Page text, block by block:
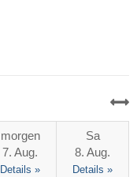
morgen
7. Aug.
Details »
Sa
8. Aug.
Details »